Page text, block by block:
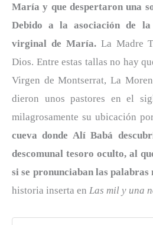
María y que despertaron una
Debido a la asociación de
virginal de María.La Madre
Dios. Entre estas tallas no hay
Virgen de Montserrat, La
dieron unos pastores en el
milagrosamente su ubicación
cueva donde Alí Babá
descomunal tesoro oculto, al
si se pronunciaban las palabras
historia inserta en Las mil y una